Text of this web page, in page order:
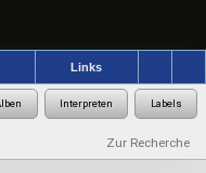
Links
Zur Recherche